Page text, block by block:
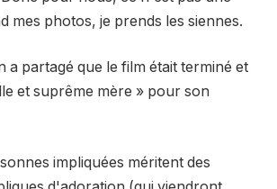
mes photos, je prends les siennes.
a partagé que le film était terminé et
et suprême mère » pour son
impliquées méritent des